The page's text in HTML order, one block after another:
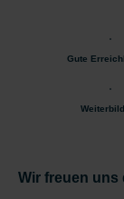
Gute
Wir freuen uns